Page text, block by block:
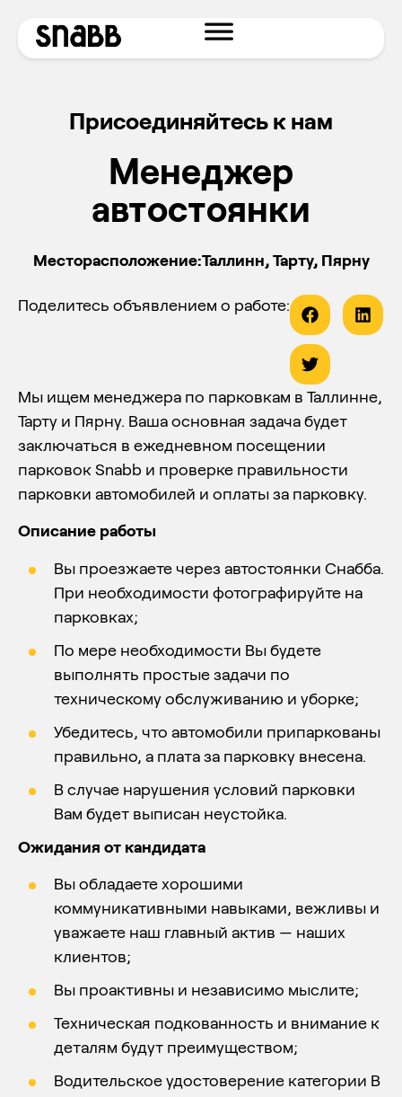
Присоединяйтесь к нам
Менеджер
автостоянки
Месторасположение:Таллинн, Тарту, Пярну
Поделитесь объявлением о работе:
Мы ищем менеджера по парковкам в Таллинне,
Тарту и Пярну. Ваша основная задача будет
заключаться в ежедневном посещении
парковок Snabb и проверке правильности
парковки автомобилей и оплаты за парковку.
Описание работы
Вы проезжаете через автостоянки Снабба.
При необходимости фотографируйте на
парковках;
По мере необходимости Вы будете
выполнять простые задачи по
техническому обслуживанию и уборке;
Убедитесь, что автомобили припаркованы
правильно, а плата за парковку внесена.
В случае нарушения условий парковки
Вам будет выписан неустойка.
Ожидания от кандидата
Вы обладаете хорошими
коммуникативными навыками, вежливы и
уважаете наш главный актив — наших
клиентов;
Вы проактивны и независимо мыслите;
Техническая подкованность и внимание к
деталям будут преимуществом;
Водительское удостоверение категории B